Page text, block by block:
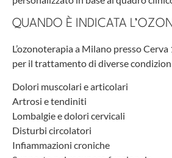
QUANDO È INDICATA
L’ozonoterapia a Milano presso
per il trattamento di diverse
Dolori muscolari e articolari
Artrosi e tendiniti
Lombalgie e dolori cervicali
Disturbi circolatori
Infiammazioni croniche